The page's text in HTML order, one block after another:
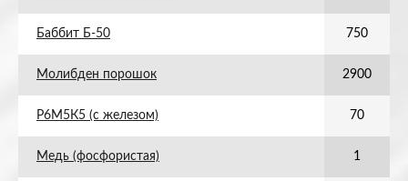
Баббит Б-50 750
Молибден порошок 2900
Р6М5К5 (с железом) 70
Медь (фосфористая) 1